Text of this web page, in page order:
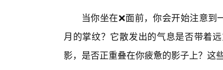
当你坐在❌面前，你会开始注意
月的掌纹？它散发出的气息是否带着
影，是否正重叠在你疲惫的影子上？这